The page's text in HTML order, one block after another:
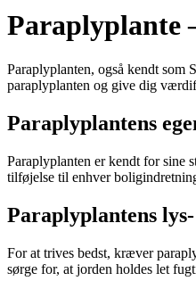
Paraplyplante
Paraplyplanten, også kendt som
paraplyplanten og give dig
Paraplyplantens
Paraplyplanten er kendt for sine
tilføjelse til enhver
Paraplyplantens
For at trives bedst, kræver
sørge for, at jorden holdes let